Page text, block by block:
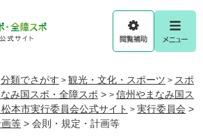
閲
覧
助
メ
ニ
ー
分類でさがす > 観光・文化・スポーツ > スポ
み国スポ・全障スポ > > 信州やまなみ国ス
本市実行委員会公式サイト > 実行委員会 >
等 > 会則・規定・計画等